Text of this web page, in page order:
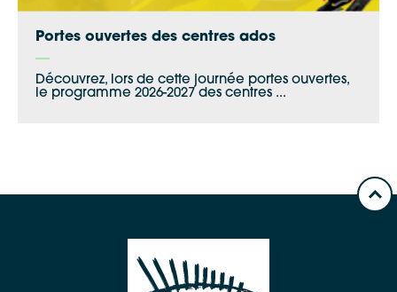
Portes ouvertes des centres ados
Découvrez, lors de cette journée portes ouvertes,
le programme 2026-2027 des centres ...